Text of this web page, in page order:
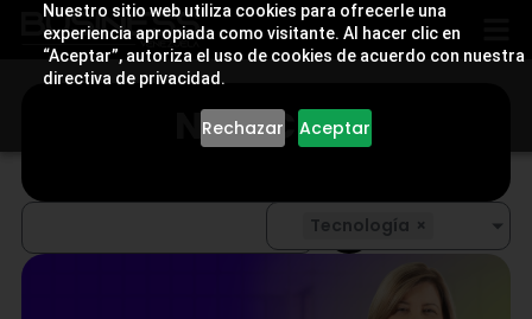
Nuestro sitio web utiliza cookies para ofrecerle una
experiencia apropiada como visitante. Al hacer clic en
“Aceptar”, autoriza el uso de cookies de acuerdo con nuestra
directiva de privacidad.
Rechazar Aceptar
NOTICIAS
Tecnología ×